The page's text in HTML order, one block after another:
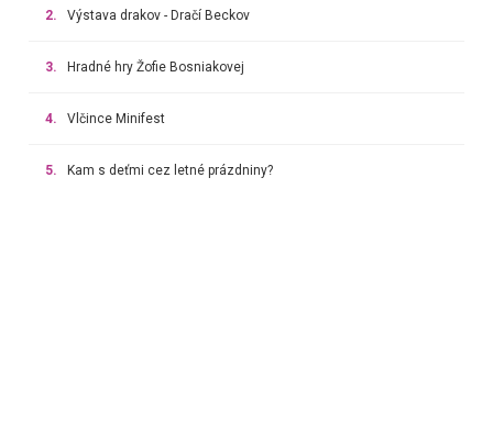
2. Výstava drakov - Dračí Beckov
3. Hradné hry Žofie Bosniakovej
4. Vlčince Minifest
5. Kam s deťmi cez letné prázdniny?